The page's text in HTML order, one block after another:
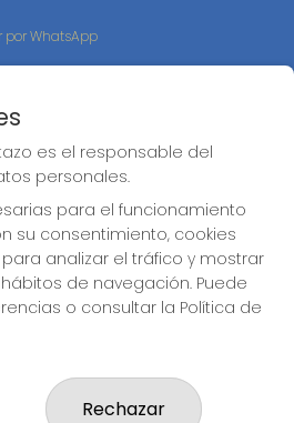
WhatsApp
de edad.
es el responsable del
personales.
para el funcionamiento
su consentimiento, cookies
analizar el tráfico y mostrar
de navegación. Puede
o consultar la Política de
Rechazar